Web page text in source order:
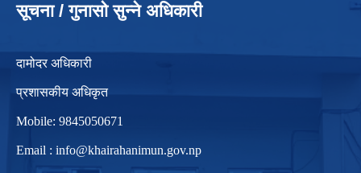
सूचना / गुनासो सुन्ने अधिकारी
दामोदर अधिकारी
प्रशासकीय अधिकृत
Mobile: 9845050671
Email : info@khairahanimun.gov.np